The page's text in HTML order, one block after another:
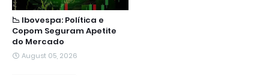
📉 Ibovespa: Política e
Copom Seguram Apetite
do Mercado
August 05, 2026